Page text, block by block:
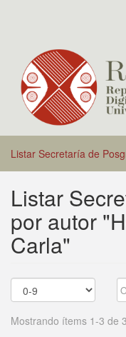
Listar Secretaría de
Listar
por autor
Carla"
Mostrando ítems 1-3 de 3